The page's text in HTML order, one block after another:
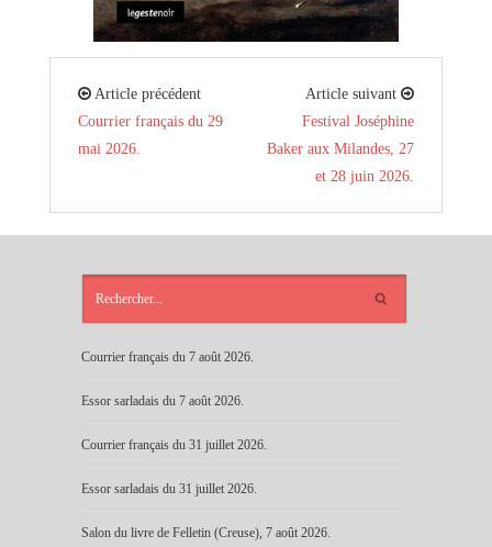
Article précédent
Courrier français du 29
mai 2026.
Article suivant
Festival Joséphine
Baker aux Milandes, 27
et 28 juin 2026.
Courrier français du 7 août 2026.
Essor sarladais du 7 août 2026.
Courrier français du 31 juillet 2026.
Essor sarladais du 31 juillet 2026.
Salon du livre de Felletin (Creuse), 7 août 2026.